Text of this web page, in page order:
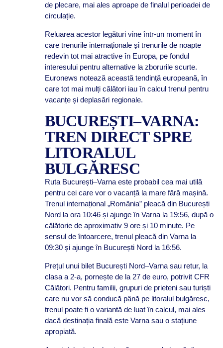
de plecare, mai ales aproape de finalul perioadei de
circulație.
Reluarea acestor legături vine într-un moment în
care trenurile internaționale și trenurile de noapte
redevin tot mai atractive în Europa, pe fondul
interesului pentru alternative la zborurile scurte.
Euronews notează această tendință europeană, în
care tot mai mulți călători iau în calcul trenul pentru
vacanțe și deplasări regionale.
BUCUREȘTI–VARNA:
TREN DIRECT SPRE
LITORALUL
BULGĂRESC
Ruta București–Varna este probabil cea mai utilă
pentru cei care vor o vacanță la mare fără mașină.
Trenul internațional „România” pleacă din București
Nord la ora 10:46 și ajunge în Varna la 19:56, după o
călătorie de aproximativ 9 ore și 10 minute. Pe
sensul de întoarcere, trenul pleacă din Varna la
09:30 și ajunge în București Nord la 16:56.
Prețul unui bilet București Nord–Varna sau retur, la
clasa a 2-a, pornește de la 27 de euro, potrivit CFR
Călători. Pentru familii, grupuri de prieteni sau turiști
care nu vor să conducă până pe litoralul bulgăresc,
trenul poate fi o variantă de luat în calcul, mai ales
dacă destinația finală este Varna sau o stațiune
apropiată.